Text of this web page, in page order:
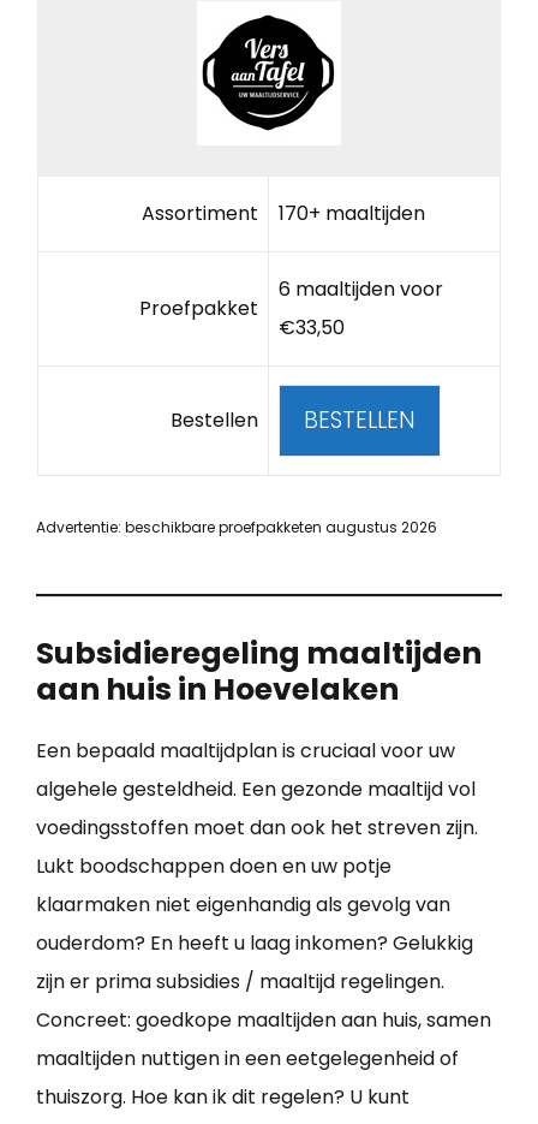
Assortiment 170+ maaltijden
Proefpakket
6 maaltijden voor
€33,50
Bestellen BESTELLEN
Advertentie: beschikbare proefpakketen augustus 2026
Subsidieregeling maaltijden
aan huis in Hoevelaken
Een bepaald maaltijdplan is cruciaal voor uw
algehele gesteldheid. Een gezonde maaltijd vol
voedingsstoffen moet dan ook het streven zijn.
Lukt boodschappen doen en uw potje
klaarmaken niet eigenhandig als gevolg van
ouderdom? En heeft u laag inkomen? Gelukkig
zijn er prima subsidies / maaltijd regelingen.
Concreet: goedkope maaltijden aan huis, samen
maaltijden nuttigen in een eetgelegenheid of
thuiszorg. Hoe kan ik dit regelen? U kunt